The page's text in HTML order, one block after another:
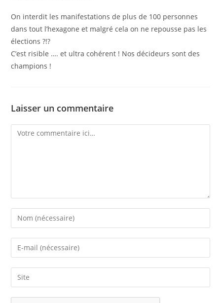
On interdit les manifestations de plus de 100 personnes
dans tout l’hexagone et malgré cela on ne repousse pas les
élections ?!?
C’est risible …. et ultra cohérent ! Nos décideurs sont des
champions !
Laisser un commentaire
Comment
Enter
your
name
comment
Enter
your
email
address
Saisir
l’URL
de